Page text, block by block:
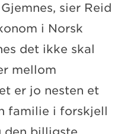
sier Reid
i Norsk
det ikke skal
mellom
er jo nesten et
familie i forskjell